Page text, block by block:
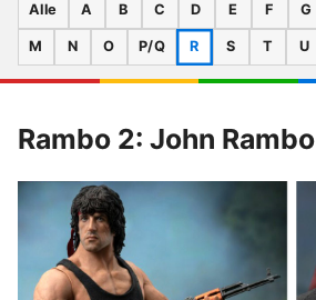
Alle A B C D E F G
M N O P/Q R S T U
Rambo 2: John Rambo